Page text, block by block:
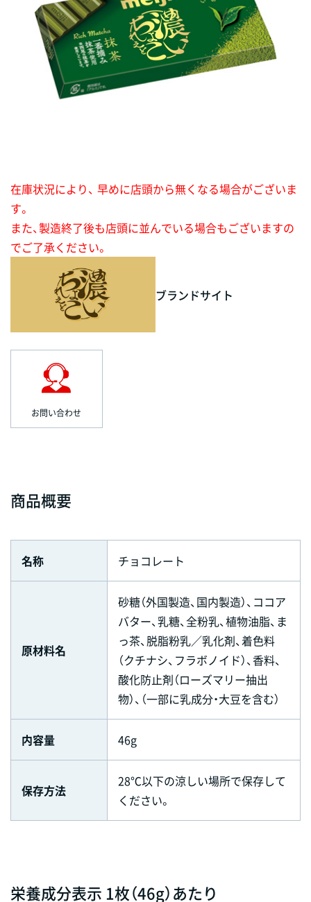
在庫状況により、 早めに店頭から無くなる場合がございま
す。
また、製造終了後も店頭に並んでいる場合もございますの
でご了承ください。
ブランドサイト
お問い合わせ
商品概要
名称 チョコレート
原材料名
砂糖（外国製造、国内製造）、ココア
バター、乳糖、全粉乳、植物油脂、ま
っ茶、脱脂粉乳／乳化剤、着色料
（クチナシ、フラボノイド）、香料、
酸化防止剤（ローズマリー抽出
物）、（一部に乳成分・大豆を含む）
内容量 46g
保存方法
28℃以下の涼しい場所で保存して
ください。
栄養成分表示 1枚（46g）あたり